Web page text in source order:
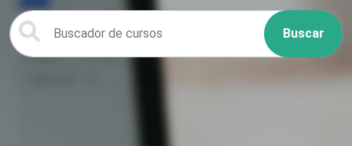
Buscar